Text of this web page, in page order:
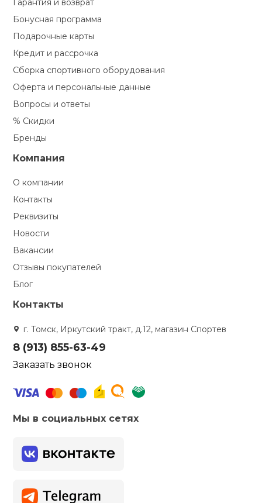
Гарантия и возврат
Бонусная программа
Подарочные карты
Кредит и рассрочка
Сборка спортивного оборудования
Оферта и персональные данные
Вопросы и ответы
% Скидки
Бренды
Компания
О компании
Контакты
Реквизиты
Новости
Вакансии
Отзывы покупателей
Блог
Контакты
г. Томск, Иркутский тракт, д.12, магазин Спортев
8 (913) 855-63-49
Заказать звонок
Мы в социальных сетях